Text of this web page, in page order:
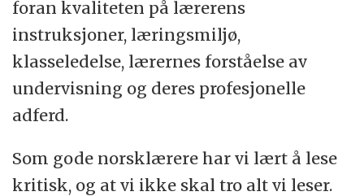
foran kvaliteten på lærerens
instruksjoner, læringsmiljø,
klasseledelse, lærernes forståelse av
undervisning og deres profesjonelle
adferd.
Som gode norsklærere har vi lært å lese
kritisk, og at vi ikke skal tro alt vi leser.